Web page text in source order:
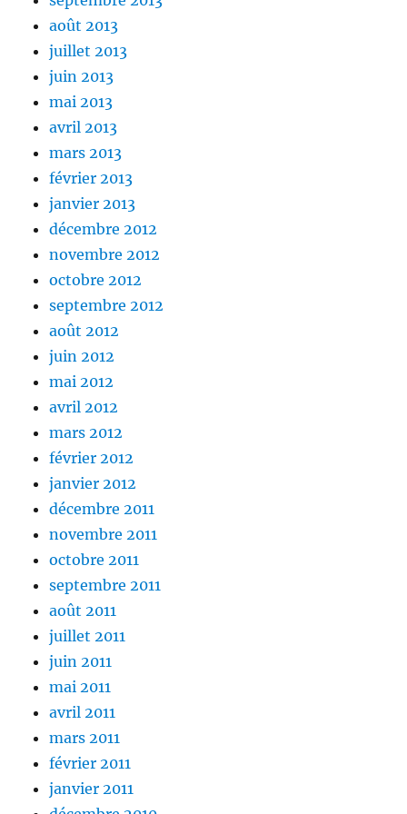
août 2013
juillet 2013
juin 2013
mai 2013
avril 2013
mars 2013
février 2013
janvier 2013
décembre 2012
novembre 2012
octobre 2012
septembre 2012
août 2012
juin 2012
mai 2012
avril 2012
mars 2012
février 2012
janvier 2012
décembre 2011
novembre 2011
octobre 2011
septembre 2011
août 2011
juillet 2011
juin 2011
mai 2011
avril 2011
mars 2011
février 2011
janvier 2011